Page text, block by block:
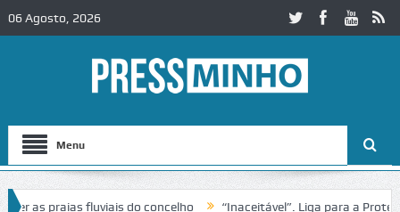
06 Agosto, 2026
Menu
praias fluviais do concelho “Inaceitável”. Liga para a Proteção